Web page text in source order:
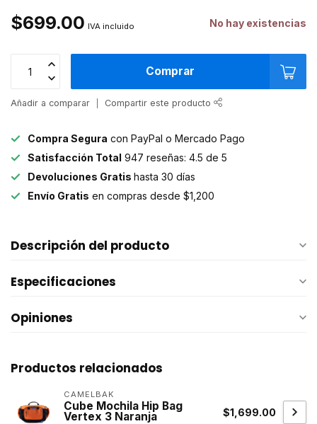
$699.00 IVA incluido No hay existencias
Comprar
Añadir a comparar Compartir este producto
Compra Segura con PayPal o Mercado Pago
Satisfacción Total 947 reseñas: 4.5 de 5
Devoluciones Gratis hasta 30 días
Envío Gratis en compras desde $1,200
Descripción del producto
Especificaciones
Opiniones
Productos relacionados
CAMELBAK
Cube Mochila Hip Bag
Vertex 3 Naranja $1,699.00